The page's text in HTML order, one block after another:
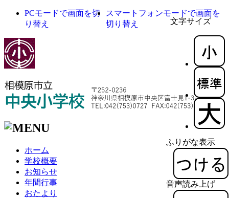
文字サイズ
ふりがな表示
音声読み上げ
PCモードで画面を切
り替え
スマートフォンモードで画面を
切り替え
ホーム
学校概要
お知らせ
年間行事
おたより